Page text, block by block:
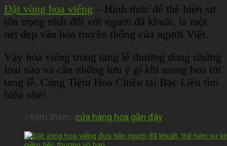
Đặt vòng hoa viếng – Hình thức để thể hiện sự
tôn trọng nhất đối với người đã khuất, là một
nét đẹp văn hóa truyền thống của người Việt.
Vậy hoa viếng trong tang lễ thường dùng những
loại nào và cần những lưu ý gì khi mang hoa tới
tang lễ. Cùng Tiệm Hoa Chiêu tại Bạc Liêu tìm
hiểu nhé!
>Xem thêm: cửa hàng hoa gần đây